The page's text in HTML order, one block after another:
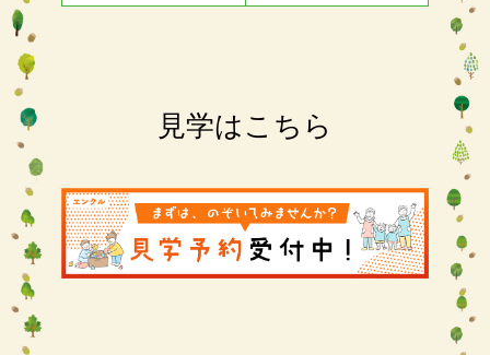
見学はこちら